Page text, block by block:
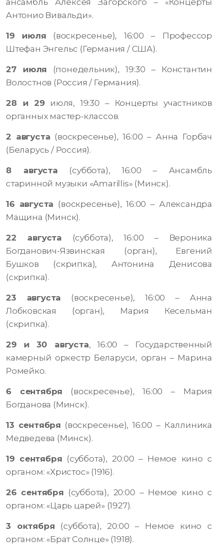
ансамбль Алексея Загорского – «Концерты
Антонио Вивальди».
19 июля (воскресенье), 16:00 – Профессор
Штефан Энгельс (Германия / США).
27 июля (понедельник), 19:30 – Константин
Волостнов (Россия / Германия).
28 и 29июля, 19:30 – Концерты участников
органных мастер-классов.
2 августа (воскресенье), 16:00 – Анна Горбач
(Беларусь / Россия).
8 августа (суббота), 16:00 – Ансамбль
старинной музыки «Amarillis» (Минск).
16 августа (воскресенье), 16:00 – Александра
Мащина (Минск).
22 августа (суббота), 16:00 – Вероника
Богданович-Язвинская (орган), Евгений
Бушков (скрипка), Антонина Денисова
(скрипка).
23 августа (воскресенье), 16:00 – Анна
Лобковская (орган), Мария Кесельман
(скрипка).
29 и 30 августа, 16:00 – Государственный
камерный оркестр Беларуси, орган – Марина
Ромейко.
6 сентября (воскресенье), 16:00 – Мария
Богданова (Минск).
13 сентября (воскресенье), 16:00 – Каллиника
Медведева (Минск).
19 сентября (суббота), 20:00 – Немое кино с
органом: «Христос» (1916).
26 сентября (суббота), 20:00 – Немое кино с
органом: «Царь царей» (1927).
3 октября (суббота), 20:00 – Немое кино с
органом: «Брат Солнце» (1918).